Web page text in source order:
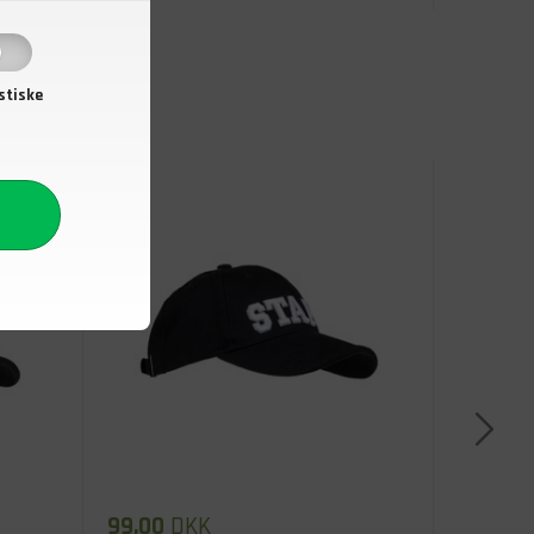
99,00 DKK